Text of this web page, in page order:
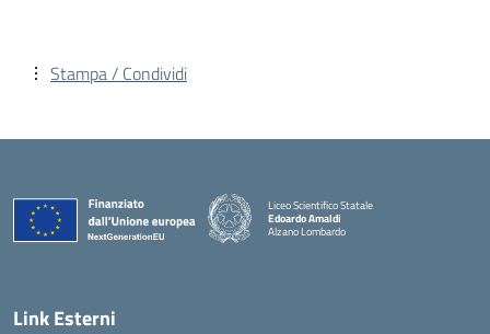
Stampa / Condividi
Liceo Scientifico Statale
Edoardo Amaldi
Alzano Lombardo
Link Esterni